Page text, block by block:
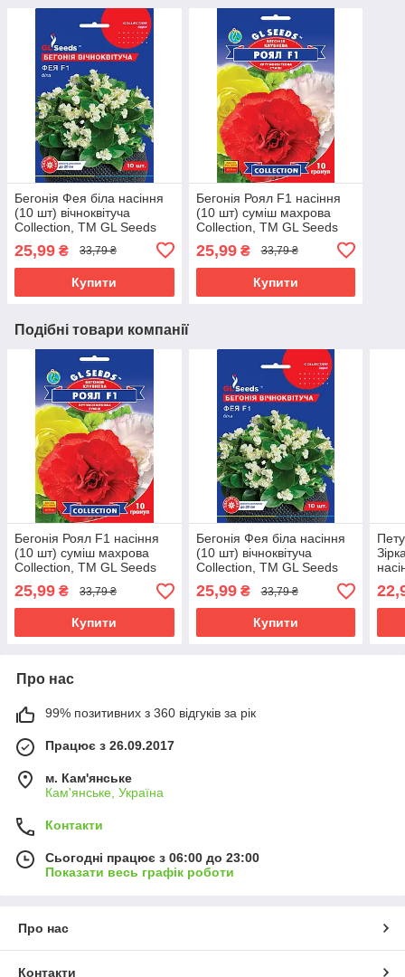
Бегонія Фея біла насіння
(10 шт) вічноквітуча
Collection, TM GL Seeds
25,99 ₴ 33,79 ₴
Купити
Бегонія Роял F1 насіння
(10 шт) суміш махрова
Collection, TM GL Seeds
25,99₴ 33,79 ₴
Купити
Подібні товари компанії
Бегонія Роял F1 насіння
(10 шт) суміш махрова
Collection, TM GL Seeds
25,99 ₴ 33,79 ₴
Купити
Бегонія Фея біла насіння
(10 шт) вічноквітуча
Collection, TM GL Seeds
25,99₴ 33,79 ₴
Купити
Про нас
99% позитивних з 360 відгуків за рік
Працює з 26.09.2017
м. Кам'янське
Кам'янське, Україна
Контакти
Сьогодні працює з 06:00 до 23:00
Показати весь графік роботи
Про нас
Контакти